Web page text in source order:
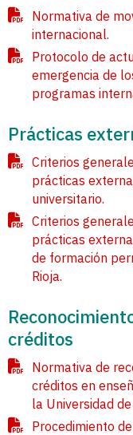
Normativa de
internacional.
Protocolo de
emergencia de
programas
Prácticas
Criterios
prácticas
universitario.
Criterios
prácticas
de formación
Rioja.
créditos
Normativa de
créditos en
la Universidad de
Procedimiento